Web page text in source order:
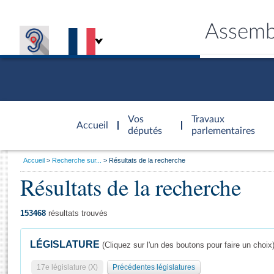
Accueil
d'accueil
Vos
députés
Travaux
parlementaires
Général
Vous
Accueil Recherche sur... Résultats de la recherche
Résultats de la recherche
153468 résultats trouvés
LÉGISLATURE (Cliquez sur l'un des boutons pour faire un choix)
17e législature (X) Précédentes législatures